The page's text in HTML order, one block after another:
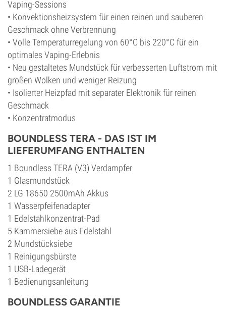
Vaping-Sessions
• Konvektionsheizsystem für einen reinen und sauberen
Geschmack ohne Verbrennung
• Volle Temperaturregelung von 60°C bis 220°C für ein
optimales Vaping-Erlebnis
• Neu gestaltetes Mundstück für verbesserten Luftstrom mit
großen Wolken und weniger Reizung
• Isolierter Heizpfad mit separater Elektronik für reinen
Geschmack
• Konzentratmodus
BOUNDLESS TERA - DAS IST IM
LIEFERUMFANG ENTHALTEN
1 Boundless TERA (V3) Verdampfer
1 Glasmundstück
2 LG 18650 2500mAh Akkus
1 Wasserpfeifenadapter
1 Edelstahlkonzentrat-Pad
5 Kammersiebe aus Edelstahl
2 Mundstücksiebe
1 Reinigungsbürste
1 USB-Ladegerät
1 Bedienungsanleitung
BOUNDLESS GARANTIE